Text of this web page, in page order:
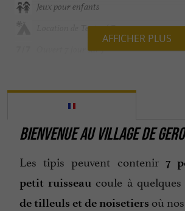
Jeux pour enfants
Location de Tentes / Caravanes
Ouvert 7 jour sur 7
Parking
Ping pong
Vue sur la montagne
AFFICHER PLUS
BIENVENUE AU VILLAGE DE
Les tipis peuvent contenir 7
petit ruisseau coule à
de tilleuls et de noisetiers où